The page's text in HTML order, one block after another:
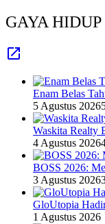
GAYA HIDUP
Enam Belas
5 Agustus 2026
Waskita Realty
4 Agustus 2026
BOSS 2026:
3 Agustus 2026
GloUtopia
1 Agustus 2026